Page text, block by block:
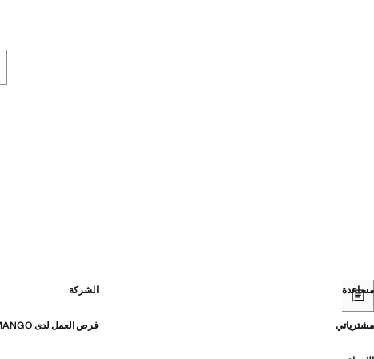
مساعدة الشركة
مشترياتي فرص العمل لدى MANGO